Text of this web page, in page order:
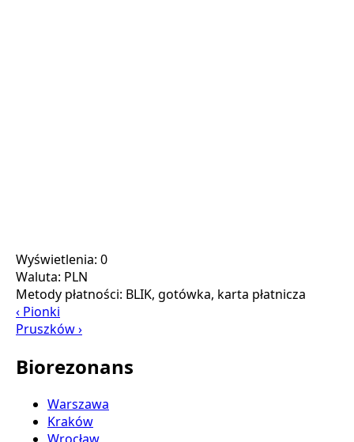
Wyświetlenia: 0
Waluta: PLN
Metody płatności: BLIK, gotówka, karta płatnicza
‹ Pionki
Pruszków ›
Biorezonans
Warszawa
Kraków